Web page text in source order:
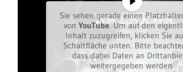
Sie sehen gerade einen
von YouTube. Um auf den
Inhalt zuzugreifen, klicken Sie
Schaltfläche unten. Bitte
dass dabei Daten an
weitergegeben werden.